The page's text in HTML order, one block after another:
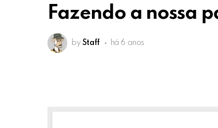
Fazendo a nossa
by Staff há 6 anos